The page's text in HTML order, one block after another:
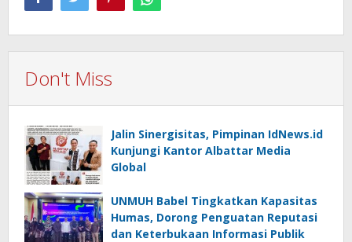
Don't Miss
Jalin Sinergisitas, Pimpinan IdNews.id
Kunjungi Kantor Albattar Media
Global
UNMUH Babel Tingkatkan Kapasitas
Humas, Dorong Penguatan Reputasi
dan Keterbukaan Informasi Publik